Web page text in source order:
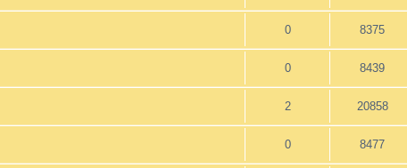
0 8375
0 8439
2 20858
0 8477